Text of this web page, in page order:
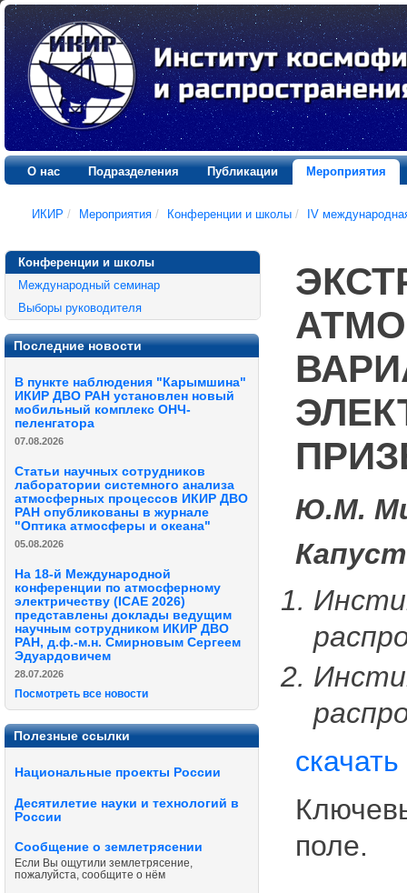
О нас Подразделения Публикации Мероприятия
ИКИР / Мероприятия / Конференции и школы / IV
Конференции и школы
Международный семинар
Выборы руководителя
Последние новости
В пункте наблюдения "Карымшина"
ИКИР ДВО РАН установлен новый
мобильный комплекс ОНЧ-
пеленгатора
07.08.2026
Статьи научных сотрудников
лаборатории системного анализа
атмосферных процессов ИКИР ДВО
РАН опубликованы в журнале
"Оптика атмосферы и океана"
05.08.2026
На 18-й Международной
конференции по атмосферному
электричеству (ICAE 2026)
представлены доклады ведущим
научным сотрудником ИКИР ДВО
РАН, д.ф.-м.н. Смирновым Сергеем
Эдуардовичем
28.07.2026
Посмотреть все новости
Полезные ссылки
Национальные проекты России
Десятилетие науки и технологий в
России
Сообщение о землетрясении
Если Вы ощутили землетрясение,
пожалуйста, сообщите о нём
Ю.М.
скачать
поле.